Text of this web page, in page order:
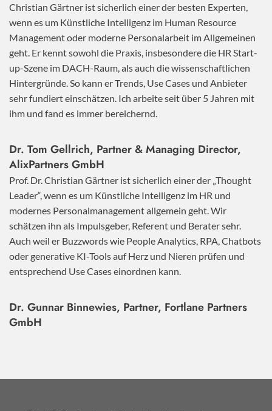
Christian Gärtner ist sicherlich einer der besten Experten,
wenn es um Künstliche Intelligenz im Human Resource
Management oder moderne Personalarbeit im Allgemeinen
geht. Er kennt sowohl die Praxis, insbesondere die HR Start-
up-Szene im DACH-Raum, als auch die wissenschaftlichen
Hintergründe. So kann er Trends, Use Cases und Anbieter
sehr fundiert einschätzen. Ich arbeite seit über 5 Jahren mit
ihm und fand es immer bereichernd.
Dr. Tom Gellrich, Partner & Managing Director,
AlixPartners GmbH
Prof. Dr. Christian Gärtner ist sicherlich einer der „Thought
Leader“, wenn es um Künstliche Intelligenz im HR und
modernes Personalmanagement allgemein geht. Wir
schätzen ihn als Impulsgeber, Referent und Berater sehr.
Auch weil er Buzzwords wie People Analytics, RPA, Chatbots
oder generative KI-Tools auf Herz und Nieren prüfen und
entsprechend Use Cases einordnen kann.
Dr. Gunnar Binnewies, Partner, Fortlane Partners
GmbH